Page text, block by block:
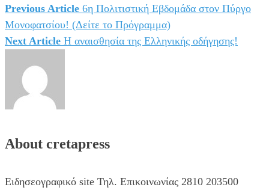
Πλοήγηση
άρθρων
Previous Article 6η Πολιτιστική Εβδομάδα στον Πύργο
Μονοφατσίου! (Δείτε το Πρόγραμμα)
Next Article Η αναισθησία της Ελληνικής οδήγησης!
About cretapress
Ειδησεογραφικό site Τηλ. Επικοινωνίας 2810 203500